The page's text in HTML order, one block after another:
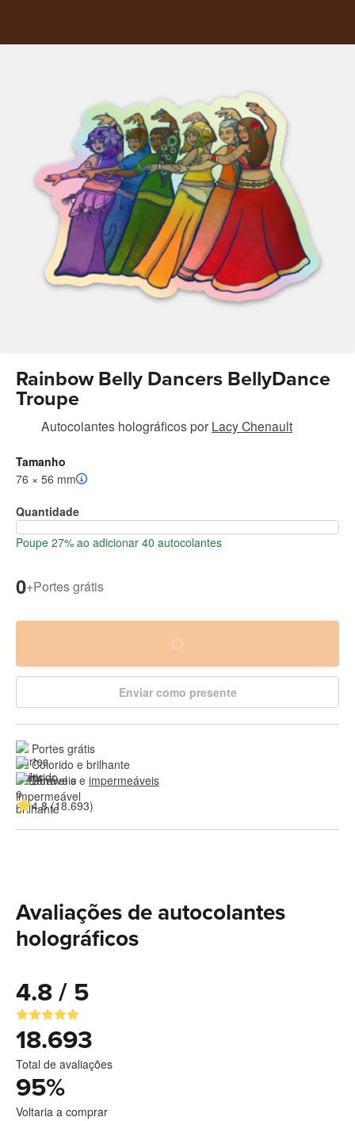
Rainbow Belly Dancers BellyDance
Troupe
Autocolantes holográficospor Lacy Chenault
Tamanho
76 × 56 mm
Quantidade
Poupe 27% ao adicionar 40 autocolantes
0+Portes grátis
Enviar como presente
Portes grátis
Colorido e brilhante
Duráveis e impermeáveis
4.8 (18.693)
Avaliações de autocolantes
holográficos
4.8 / 5
18.693
Total de avaliações
95%
Voltaria a comprar